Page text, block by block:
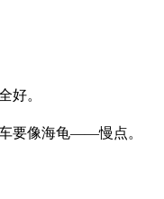
好。
要像海龟——慢点。